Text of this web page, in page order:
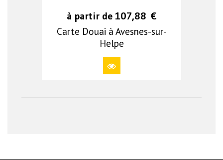
à partir de 107,88 €
Carte Douai à Avesnes-sur-
Helpe